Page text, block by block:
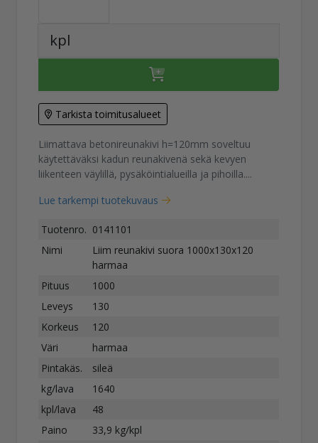
kpl
Tarkista toimitusalueet
Liimattava betonireunakivi h=120mm soveltuu
käytettäväksi kadun reunakivenä sekä kevyen
liikenteen väylillä, pysäköintialueilla ja pihoilla....
Lue tarkempi tuotekuvaus
Tuotenro. 0141101
Nimi
Liim reunakivi suora 1000x130x120
harmaa
Pituus
1000
Leveys
130
Korkeus
120
Väri
harmaa
Pintakäs.
sileä
kg/lava
1640
kpl/lava
48
Paino
33,9 kg/kpl